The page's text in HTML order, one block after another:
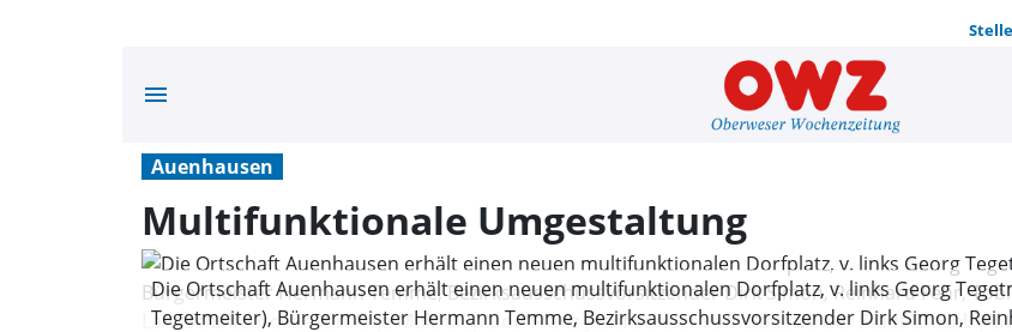
menu
Auenhausen
Multifunktionale Umgestaltung
Die Ortschaft Auenhausen erhält einen neuen multifunktionalen Dorfplatz, v. links Georg
Tegetmeiter), Bürgermeister Hermann Temme, Bezirksausschussvorsitzender Dirk Simon,